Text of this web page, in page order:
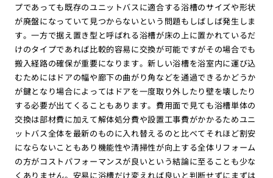
プであっても既存のユニットバスに適合する浴槽のサイズや形状
が廃盤になっていて見つからないという問題もしばしば発生しま
す。一方で据え置き型と呼ばれる浴槽が床の上に置かれているだ
けのタイプであれば比較的容易に交換が可能ですがその場合でも
搬入経路の確保が重要になります。新しい浴槽を浴室内に運び込
むためにはドアの幅や廊下の曲がり角などを通過できるかどうか
が鍵となり場合によってはドアを一度取り外したり壁を壊したり
する必要が出てくることもあります。費用面で見ても浴槽単体の
交換は部材費に加えて解体処分費や設置工事費がかかるためユニ
ットバス全体を最新のものに入れ替えるのと比べてそれほど割安
にならないこともあり機能性や清掃性が向上する全体リフォーム
の方がコストパフォーマンスが良いという結論に至ることも少な
くありません。安易に浴槽だけ変えれば良いと判断せずにまずは